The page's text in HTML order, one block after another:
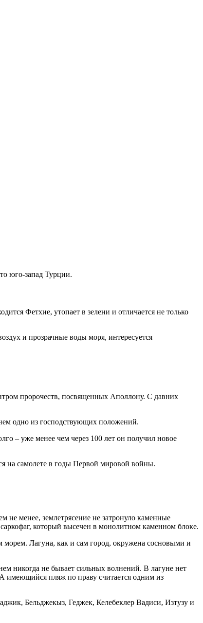
по странам мира
юго-запад Турции.
Фетхие, утопает в зелени и отличается не только
и прозрачные воды моря, интересуется
пророчеств, посвященных Аполлону. С давних
одно из господствующих положений.
– уже менее чем через 100 лет он получил новое
на самолете в годы Первой мировой войны.
не менее, землетрясение не затронуло каменные
который высечен в монолитном каменном блоке.
Лагуна, как и сам город, окружена сосновыми и
никогда не бывает сильных волнений. В лагуне нет
имеющийся пляж по праву считается одним из
Бельджекыз, Геджек, Келебеклер Вадиси, Изтузу и